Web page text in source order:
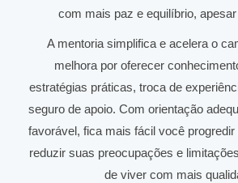
com mais paz e equilíbrio,
A mentoria simplifica e acelera o
melhora por oferecer
estratégias práticas, troca de
seguro de apoio. Com orientação
favorável, fica mais fácil você
reduzir suas preocupações e
de viver com mais